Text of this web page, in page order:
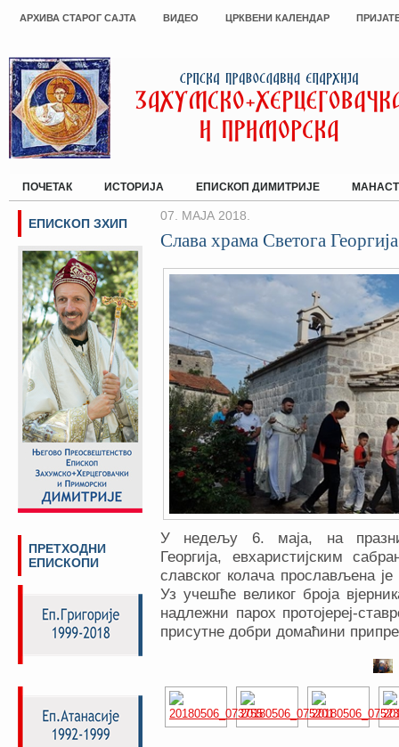
АРХИВА СТАРОГ САЈТА ВИДЕО ЦРКВЕНИ КАЛЕНДАР
ПОЧЕТАК ИСТОРИЈА ЕПИСКОП ДИМИТРИЈЕ
07. МАЈА 2018.
Слава храма Светога
У недељу 6. маја, на
Георгија, евхаристијским
славског колача прослављена
Уз учешће великог броја
надлежни парох протојереј-
присутне добри домаћини
ЕПИСКОП ЗХИП
ПРЕТХОДНИ
ЕПИСКОПИ